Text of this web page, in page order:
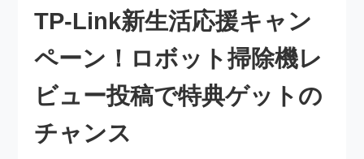
TP-Link新生活応援キャン
ペーン！ロボット掃除機レ
ビュー投稿で特典ゲットの
チャンス